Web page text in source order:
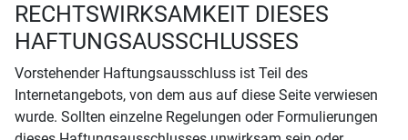
RECHTSWIRKSAMKEIT DIESES
HAFTUNGSAUSSCHLUSSES
Vorstehender Haftungsausschluss ist Teil des
Internetangebots, von dem aus auf diese Seite verwiesen
wurde. Sollten einzelne Regelungen oder Formulierungen